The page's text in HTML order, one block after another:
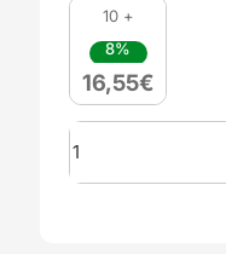
10 +
8%
16,55€
Quantidade
de
Panchroma